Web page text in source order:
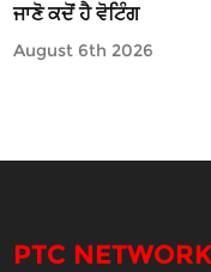
ਜਾਣੋ ਕਦੋਂ ਹੈ ਵੋਟਿੰਗ
August 6th 2026
PTC NETWORK